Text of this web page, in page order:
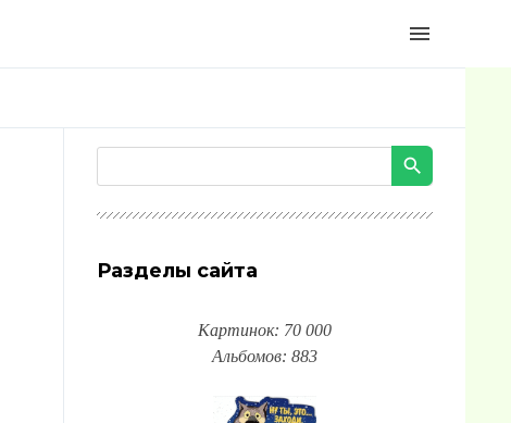
menu
Разделы сайта
Картинок: 70 000
Альбомов: 883